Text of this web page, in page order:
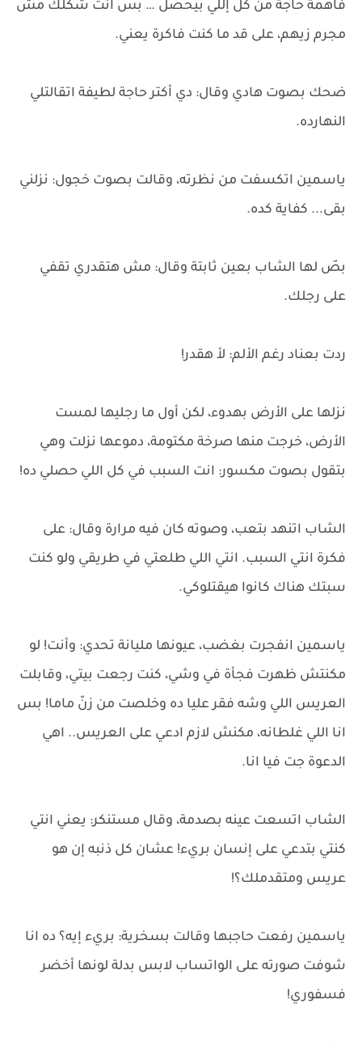
فاهمة حاجة من كل إللي بيحصل … بس انت شكلك مش
مجرم زيهم، على قد ما كنت فاكرة يعني.
ضحك بصوت هادي وقال: دي أكتر حاجة لطيفة اتقالتلي
النهارده.
ياسمين اتكسفت من نظرته، وقالت بصوت خجول: نزلني
بقى... كفاية كده.
بصّ لها الشاب بعين ثابتة وقال: مش هتقدري تقفي
على رجلك.
ردت بعناد رغم الألم: لأ هقدر!
نزلها على الأرض بهدوء، لكن أول ما رجليها لمست
الأرض، خرجت منها صرخة مكتومة، دموعها نزلت وهي
بتقول بصوت مكسور: انت السبب في كل اللي حصلي ده!
الشاب اتنهد بتعب، وصوته كان فيه مرارة وقال: على
فكرة انتي السبب. انتي اللي طلعتي في طريقي ولو كنت
سبتك هناك كانوا هيقتلوكي.
ياسمين انفجرت بغضب، عيونها مليانة تحدي: وأنت! لو
مكنتش ظهرت فجأة في وشي، كنت رجعت بيتي، وقابلت
العريس اللي وشه فقر عليا ده وخلصت من زنّ ماما! بس
انا اللي غلطانه، مكنش لازم ادعي على العريس.. اهي
الدعوة جت فيا انا.
الشاب اتسعت عينه بصدمة، وقال مستنكر: يعني انتي
كنتي بتدعي على إنسان بريء! عشان كل ذنبه إن هو
عريس ومتقدملك؟!
ياسمين رفعت حاجبها وقالت بسخرية: بريء إيه؟ ده انا
شوفت صورته على الواتساب لابس بدلة لونها أخضر
فسفوري!